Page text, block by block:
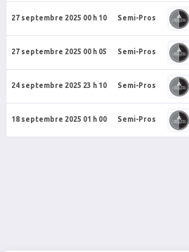
27 septembre 2025 00 h 10 Semi-Pros
27 septembre 2025 00 h 05 Semi-Pros
24 septembre 2025 23 h 10 Semi-Pros
18 septembre 2025 01 h 00 Semi-Pros